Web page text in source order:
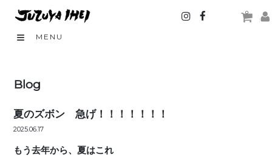
0
MENU
Blog
夏のズボン 急げ！！！！！！！
2025.06.17
もう去年から、夏はこれ